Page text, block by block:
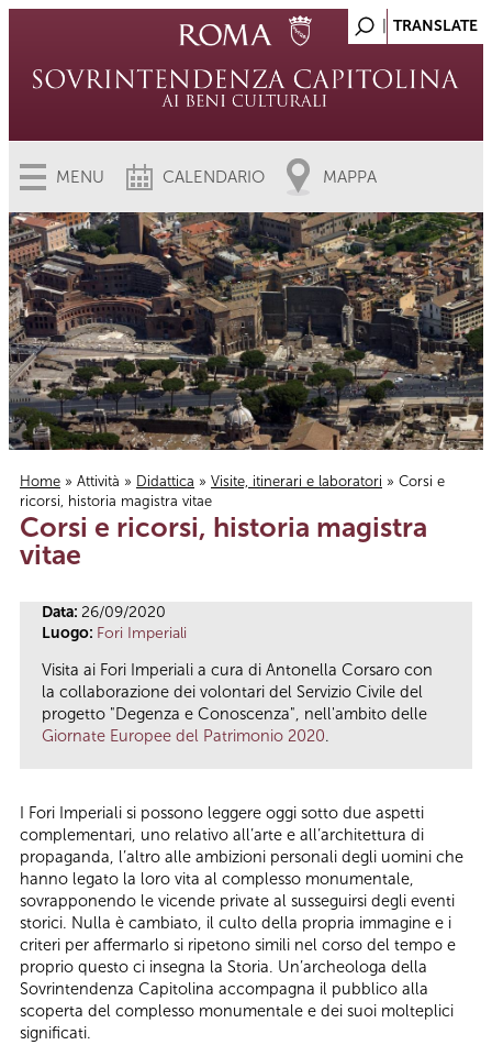
MENU CALENDARIO MAPPA
Tu sei qui
Home » Attività » Didattica » Visite, itinerari e laboratori » Corsi e
ricorsi, historia magistra vitae
Corsi e ricorsi, historia magistra
vitae
Data: 26/09/2020
Luogo: Fori Imperiali
Visita ai Fori Imperiali a cura di Antonella Corsaro con
la collaborazione dei volontari del Servizio Civile del
progetto "Degenza e Conoscenza", nell'ambito delle
Giornate Europee del Patrimonio 2020.
I Fori Imperiali si possono leggere oggi sotto due aspetti
complementari, uno relativo all’arte e all’architettura di
propaganda, l’altro alle ambizioni personali degli uomini che
hanno legato la loro vita al complesso monumentale,
sovrapponendo le vicende private al susseguirsi degli eventi
storici. Nulla è cambiato, il culto della propria immagine e i
criteri per affermarlo si ripetono simili nel corso del tempo e
proprio questo ci insegna la Storia. Un’archeologa della
Sovrintendenza Capitolina accompagna il pubblico alla
scoperta del complesso monumentale e dei suoi molteplici
significati.